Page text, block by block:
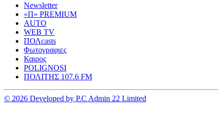
Newsletter
«Π» PREMIUM
AUTO
WEB TV
ΠΟΛcasts
Φωτογραφιες
Καιρος
POLIGNOSI
ΠΟΛΙΤΗΣ 107.6 FM
© 2026 Developed by P.C Admin 22 Limited